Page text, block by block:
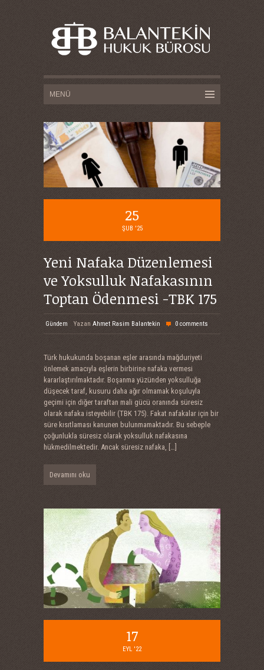
25
ŞUB '25
Yeni Nafaka Düzenlemesi
ve Yoksulluk Nafakasının
Toptan Ödenmesi -TBK 175
Gündem Yazan Ahmet Rasim Balantekin 0 comments
Türk hukukunda boşanan eşler arasında mağduriyeti
önlemek amacıyla eşlerin birbirine nafaka vermesi
kararlaştırılmaktadır. Boşanma yüzünden yoksulluğa
düşecek taraf, kusuru daha ağır olmamak koşuluyla
geçimi için diğer taraftan mali gücü oranında süresiz
olarak nafaka isteyebilir (TBK 175). Fakat nafakalar için bir
süre kısıtlaması kanunen bulunmamaktadır. Bu sebeple
çoğunlukla süresiz olarak yoksulluk nafakasına
hükmedilmektedir. Ancak süresiz nafaka,
Devamını oku
17
EYL '22